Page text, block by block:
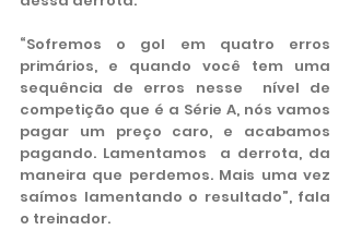
“Sofremos o gol em quatro erros
primários, e quando você tem uma
sequência de erros nesse  nível de
competição que é a Série A, nós vamos
pagar um preço caro, e acabamos
pagando. Lamentamos  a derrota, da
maneira que perdemos. Mais uma vez
saímos lamentando o resultado”, fala
o treinador.